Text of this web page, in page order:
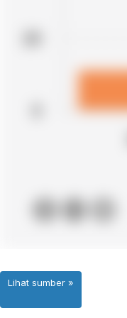
Lihat sumber »